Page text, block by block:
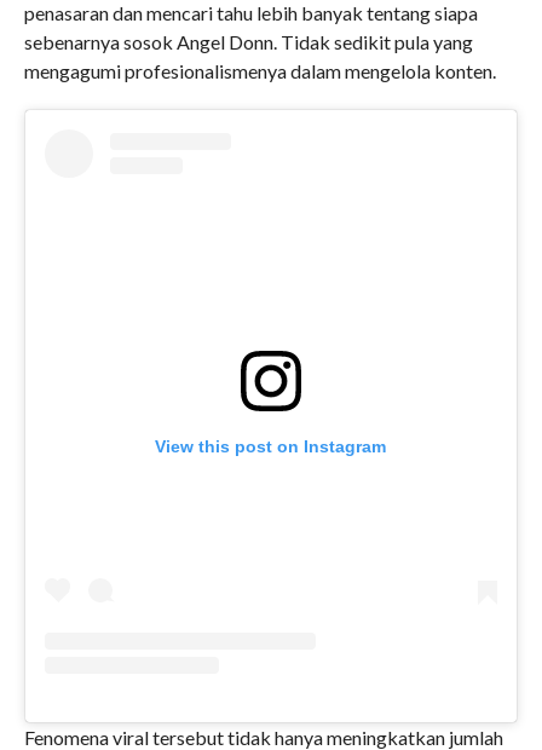
penasaran dan mencari tahu lebih banyak tentang siapa
sebenarnya sosok Angel Donn. Tidak sedikit pula yang
mengagumi profesionalismenya dalam mengelola konten.
View this post on Instagram
Fenomena viral tersebut tidak hanya meningkatkan jumlah